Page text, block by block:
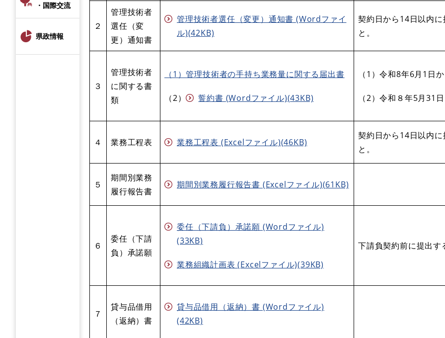
・国際交流
県政情報
２
管理技術者
選任（変
更）通知書
管理技術者選任（変更）通知書 (Wordファイ
ル)(42KB)
契約日から14日以内
と。
３
管理技術者
に関する書
類
（1）管理技術者の手持ち業務量に関する届出書
（2） 誓約書 (Wordファイル)(43KB)
（1）令和8年6月1日
（2）令和８年5月31
４ 業務工程表 業務工程表 (Excelファイル)(46KB)
契約日から14日以内
と。
５
期間別業務
履行報告書
期間別業務履行報告書 (Excelファイル)(61KB)
６
委任（下請
負）承諾願
委任（下請負）承諾願 (Wordファイル)
(33KB)
業務組織計画表 (Excelファイル)(39KB)
下請負契約前に提出す
７
貸与品借用
（返納）書
貸与品借用（返納）書 (Wordファイル)
(42KB)